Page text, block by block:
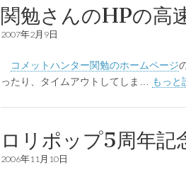
関勉さんのHPの高
2007年2月9日
コメットハンター関勉のホームページ
ったり、タイムアウトしてしま… もっと
ロリポップ5周年記
2006年11月10日